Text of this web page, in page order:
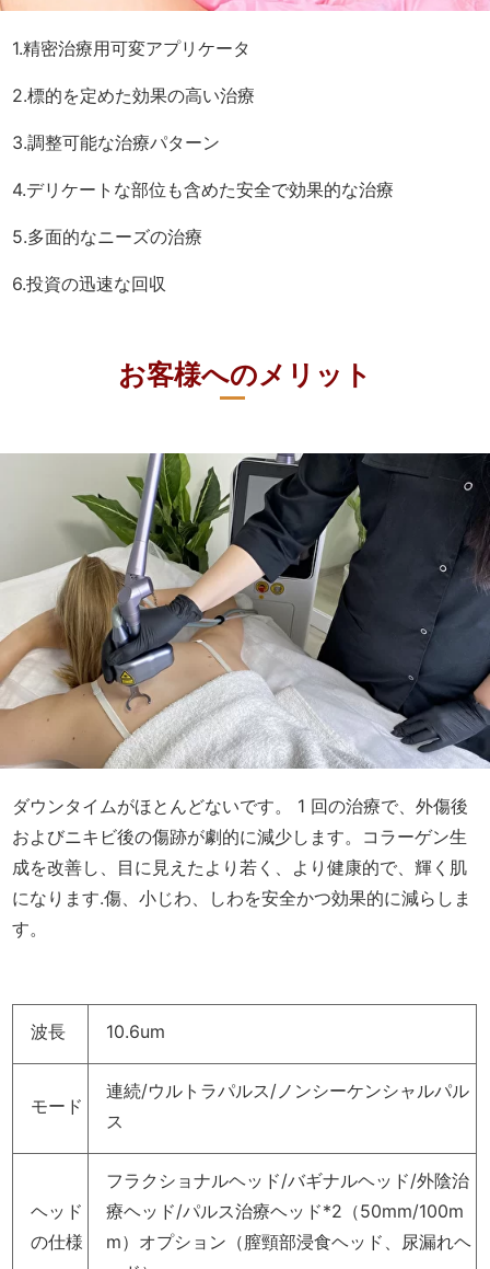
お客様へのメリット
ダウンタイムがほとんどないです。 1 回の治療で、外傷後
およびニキビ後の傷跡が劇的に減少します。コラーゲン生
成を改善し、目に見えたより若く、より健康的で、輝く肌
になります.傷、小じわ、しわを安全かつ効果的に減らしま
す。
波長 10.6um
モード
連続/ウルトラパルス/ノンシーケンシャルパル
ス
ヘッド
の仕様
療ヘッド/パルス治療ヘッド*2（50mm/100m
m）オプション（膣頸部浸食ヘッド、尿漏れヘ
ッド）
パワー 40W
幅
0.1-10ms 調整可能 ステップ 0.1ms